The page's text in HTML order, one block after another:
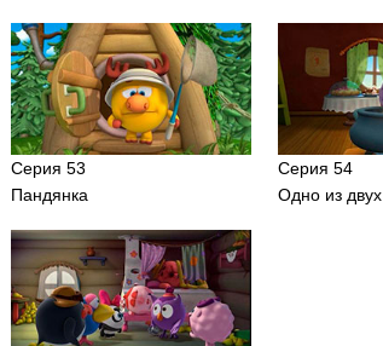
Серия 53
Пандянка
Серия 54
Одно из двух